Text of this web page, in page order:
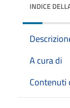
INDICE
A cura di
Contenuti